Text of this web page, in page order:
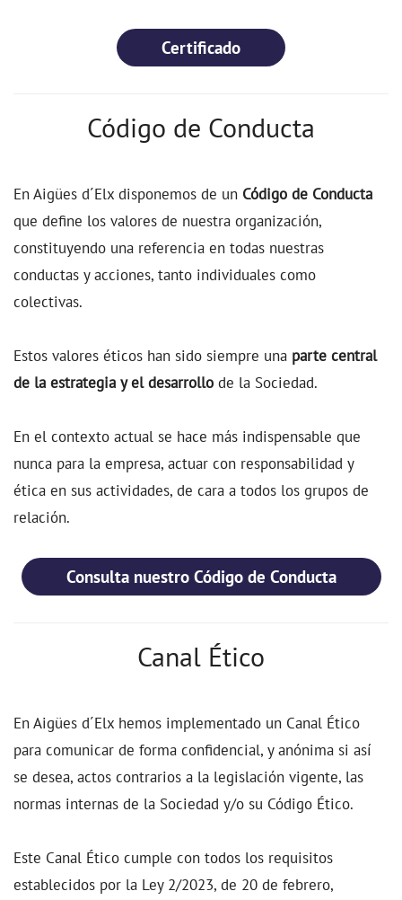
Certificado
Código de Conducta
En Aigües d´Elx disponemos de un Código de Conducta
que define los valores de nuestra organización,
constituyendo una referencia en todas nuestras
conductas y acciones, tanto individuales como
colectivas.
Estos valores éticos han sido siempre una parte central
de la estrategia y el desarrollo de la Sociedad.
En el contexto actual se hace más indispensable que
nunca para la empresa, actuar con responsabilidad y
ética en sus actividades, de cara a todos los grupos de
relación.
Consulta nuestro Código de Conducta
Canal Ético
En Aigües d´Elx hemos implementado un Canal Ético
para comunicar de forma confidencial, y anónima si así
se desea, actos contrarios a la legislación vigente, las
normas internas de la Sociedad y/o su Código Ético.
Este Canal Ético cumple con todos los requisitos
establecidos por la Ley 2/2023, de 20 de febrero,